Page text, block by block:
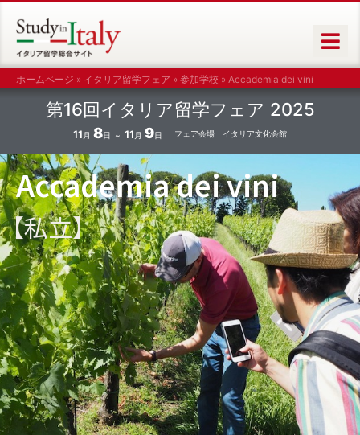
ホームページ » イタリア留学フェア » 参加学校 » Accademia dei vini
第16回イタリア留学フェア 2025
11 月 8日 11 月 9日 フェア会場 イタリア文化会館
Accademia dei vini
【私立】